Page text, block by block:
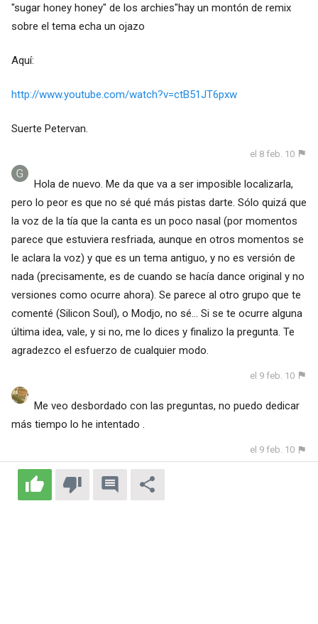
"sugar honey honey" de los archies"hay un montón de remix
sobre el tema echa un ojazo
Aquí:
http://www.youtube.com/watch?v=ctB51JT6pxw
Suerte Petervan.
el 8 feb. 10
Hola de nuevo. Me da que va a ser imposible localizarla,
pero lo peor es que no sé qué más pistas darte. Sólo quizá que
la voz de la tía que la canta es un poco nasal (por momentos
parece que estuviera resfriada, aunque en otros momentos se
le aclara la voz) y que es un tema antiguo, y no es versión de
nada (precisamente, es de cuando se hacía dance original y no
versiones como ocurre ahora). Se parece al otro grupo que te
comenté (Silicon Soul), o Modjo, no sé... Si se te ocurre alguna
última idea, vale, y si no, me lo dices y finalizo la pregunta. Te
agradezco el esfuerzo de cualquier modo.
el 9 feb. 10
Me veo desbordado con las preguntas, no puedo dedicar
más tiempo lo he intentado .
el 9 feb. 10